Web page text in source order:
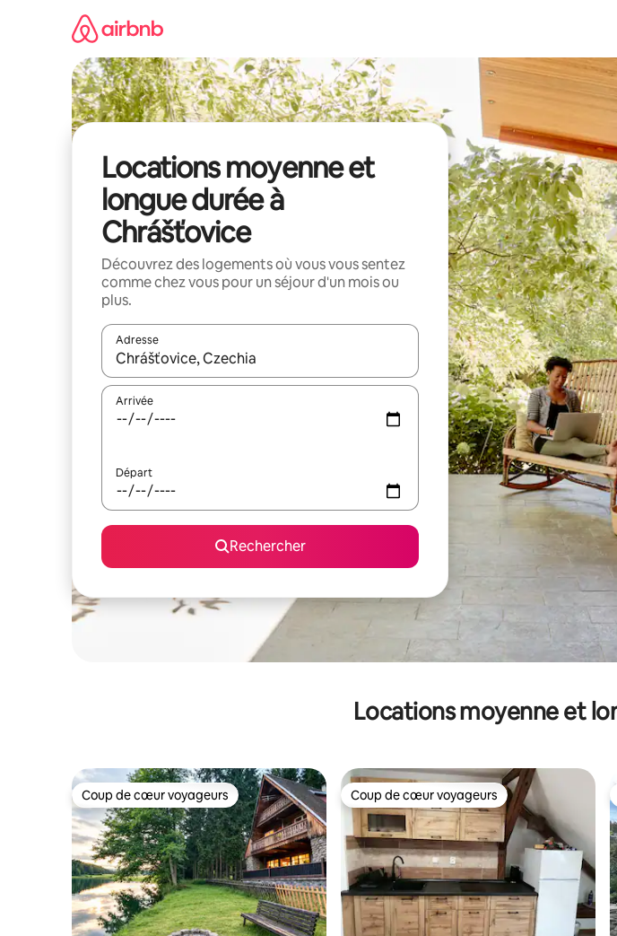
Locations moyenne et
longue durée à
Chrášťovice
Découvrez des logements où vous vous sentez
comme chez vous pour un séjour d'un mois ou
plus.
Adresse
Lorsque les résultats s'affichent, utilisez les flèches vers le haut et vers le bas pour les
Arrivée
Départ
Rechercher
Locations moyenne et
Coup de cœur voyageurs
Coup de cœur voyageurs Coup de cœur voyageurs
Coup de cœur voyageurs